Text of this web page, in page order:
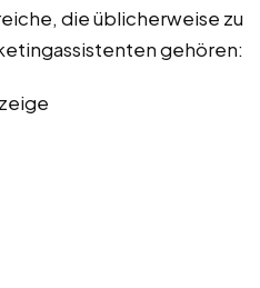
die üblicherweise zu
gehören: